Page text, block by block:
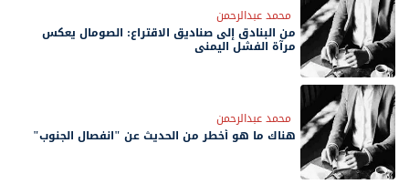
محمد عبدالرحمن
من البنادق إلى صناديق الاقتراع: الصومال يعكس
مرآة الفشل اليمني
محمد عبدالرحمن
هناك ما هو أخطر من الحديث عن "انفصال الجنوب"